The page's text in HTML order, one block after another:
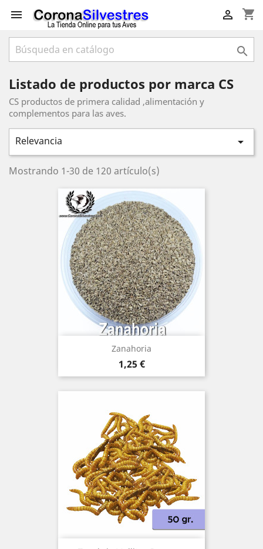
 shopping_cart


Listado de productos por marca CS
CS productos de primera calidad ,alimentación y
complementos para las aves.
Relevancia 
Mostrando 1-30 de 120 artículo(s)
Zanahoria
Precio
1,25 €